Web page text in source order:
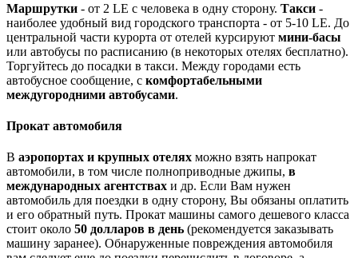
Маршрутки - от 2 LE с человека в одну сторону. Такси -
наиболее удобный вид городского транспорта - от 5-10 LE. До
центральной части курорта от отелей курсируют мини-басы
или автобусы по расписанию (в некоторых отелях бесплатно).
Торгуйтесь до посадки в такси. Между городами есть
автобусное сообщение, с комфортабельными
междугородними автобусами.
Прокат автомобиля
В аэропортах и крупных отелях можно взять напрокат
автомобили, в том числе полноприводные джипы, в
международных агентствах и др. Если Вам нужен
автомобиль для поездки в одну сторону, Вы обязаны оплатить
и его обратный путь. Прокат машины самого дешевого класса
стоит около 50 долларов в день (рекомендуется заказывать
машину заранее). Обнаруженные повреждения автомобиля